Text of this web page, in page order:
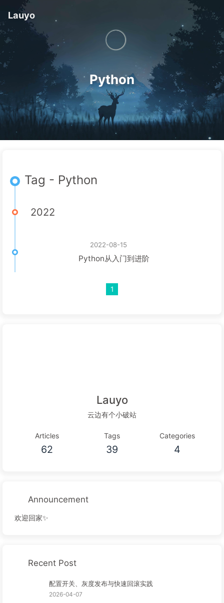
Lauyo
Python
Tag - Python
2022
2022-08-15
Python从入门到进阶
1
Lauyo
云边有个小破站
Articles
62
Tags
39
Categories
4
Announcement
欢迎回家✨
Recent Post
配置开关、灰度发布与快速回滚实践
2026-04-07